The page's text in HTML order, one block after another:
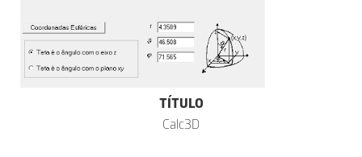
TÍTULO
Calc3D